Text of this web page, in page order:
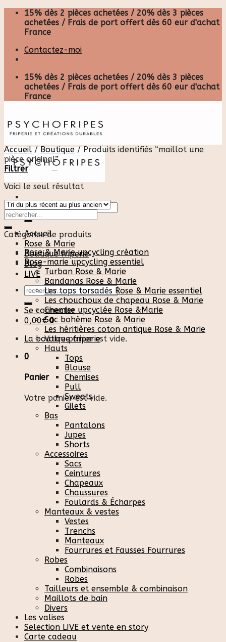
Skip
content
15% dès 2 pièces achetées / 20% dès 3 pièces
achetées / Frais de port offert dès 60 eur d'achat
France
Contactez-moi
15% dès 2 pièces achetées / 20% dès 3 pièces
achetées / Frais de port offert dès 60 eur d'achat
France
Recherche
pour :
Accueil
Rose & Marie
Boutique friperie
Blog
LIVE
Recherche
pour :
Se connecter
0,00€ 0
Votre panier est vide.
0
Panier
Votre panier est vide.
Accueil / Boutique /Produits identifiés “maillot une
pièce original”
Filtrer
Voici le seul résultat
Catégories de produits
Rose & Marie upcycling création
Rose-marie upcycling essentiel
Turban Rose & Marie
Bandanas Rose & Marie
Les tops torsadés Rose & Marie essentiel
Les chouchoux de chapeau Rose & Marie
Chemise upcyclée Rose &Marie
Sac bohème Rose & Marie
Les héritières coton antique Rose & Marie
La boutique friperie
Hauts
Tops
Blouse
Chemises
Pull
Sweats
Gilets
Bas
Pantalons
Jupes
Shorts
Accessoires
Sacs
Ceintures
Chapeaux
Chaussures
Foulards & Écharpes
Manteaux & vestes
Vestes
Trenchs
Manteaux
Fourrures et Fausses Fourrures
Robes
Combinaisons
Robes
Tailleurs et ensemble & combinaison
Maillots de bain
Divers
Les valises
Selection LIVE et vente en story
Carte cadeau